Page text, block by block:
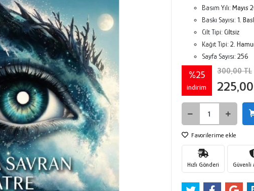
Basım Yılı: Mayıs
Baskı Sayısı: 1.
Cilt Tipi: Ciltsiz
Kağıt Tipi: 2.
Sayfa Sayısı: 256
%25
indirim
300,00 TL
Favorilerime ekle
Hızlı Gönderi Güvenli